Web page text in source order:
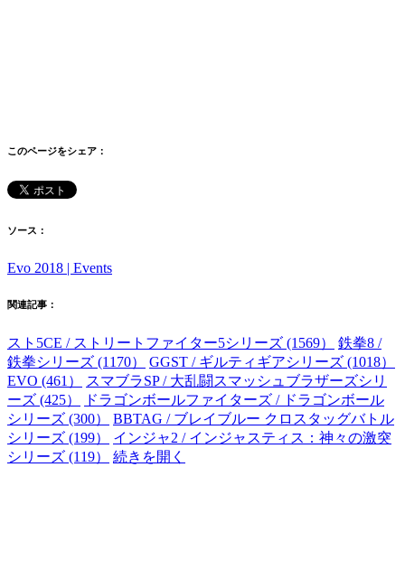
このページをシェア：
ソース：
Evo 2018 | Events
関連記事：
スト5CE / ストリートファイター5シリーズ (1569）
鉄拳8 /
鉄拳シリーズ (1170）
GGST / ギルティギアシリーズ (1018）
EVO (461）
スマブラSP / 大乱闘スマッシュブラザーズシリ
ーズ (425）
ドラゴンボールファイターズ / ドラゴンボール
シリーズ (300）
BBTAG / ブレイブルー クロスタッグバトル
シリーズ (199）
インジャ2 / インジャスティス：神々の激突
シリーズ (119）
続きを開く